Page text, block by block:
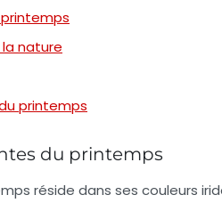
la nature
printemps
du printemps
réside dans ses couleurs